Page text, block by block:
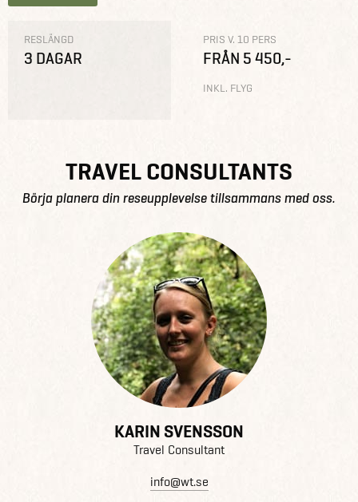
RESLÄNGD
3 DAGAR
PRIS V. 10 PERS
FRÅN 5 450,-
INKL. FLYG
TRAVEL CONSULTANTS
Börja planera din reseupplevelse tillsammans med oss.
KARIN SVENSSON
Travel Consultant
info@wt.se